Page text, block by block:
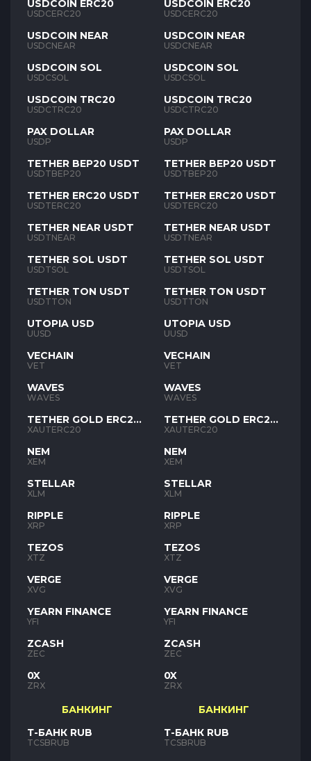
USDCOIN ERC20
USDCERC20
USDCOIN NEAR
USDCNEAR
USDCOIN SOL
USDCSOL
USDCOIN TRC20
USDCTRC20
PAX DOLLAR
USDP
TETHER BEP20 USDT
USDTBEP20
TETHER ERC20 USDT
USDTERC20
TETHER NEAR USDT
USDTNEAR
TETHER SOL USDT
USDTSOL
TETHER TON USDT
USDTTON
UTOPIA USD
UUSD
VECHAIN
VET
WAVES
WAVES
TETHER GOLD ERC20
XAUT
XAUTERC20
NEM
XEM
STELLAR
XLM
RIPPLE
XRP
TEZOS
XTZ
VERGE
XVG
YEARN FINANCE
YFI
ZCASH
ZEC
0X
ZRX
БАНКИНГ
Т-БАНК RUB
TCSBRUB
USDCOIN ERC20
USDCERC20
USDCOIN NEAR
USDCNEAR
USDCOIN SOL
USDCSOL
USDCOIN TRC20
USDCTRC20
PAX DOLLAR
USDP
TETHER BEP20 USDT
USDTBEP20
TETHER ERC20 USDT
USDTERC20
TETHER NEAR USDT
USDTNEAR
TETHER SOL USDT
USDTSOL
TETHER TON USDT
USDTTON
UTOPIA USD
UUSD
VECHAIN
VET
WAVES
WAVES
TETHER GOLD ERC20
XAUT
XAUTERC20
NEM
XEM
STELLAR
XLM
RIPPLE
XRP
TEZOS
XTZ
VERGE
XVG
YEARN FINANCE
YFI
ZCASH
ZEC
0X
ZRX
БАНКИНГ
Т-БАНК RUB
TCSBRUB